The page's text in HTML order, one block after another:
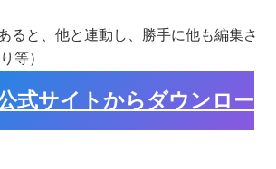
ると、他と連動し、勝手に他も編集さ
等）
式サイトからダウンロー